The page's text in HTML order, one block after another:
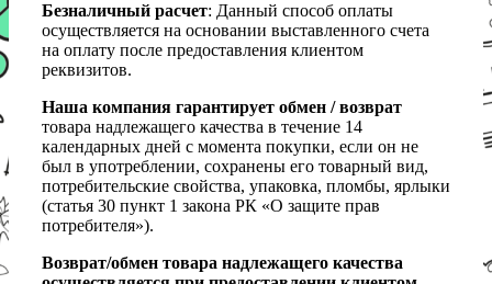
Безналичный расчет: Данный способ оплаты
осуществляется на основании выставленного счета
на оплату после предоставления клиентом
реквизитов.
Наша компания гарантирует обмен / возврат
товара надлежащего качества в течение 14
календарных дней с момента покупки, если он не
был в употреблении, сохранены его товарный вид,
потребительские свойства, упаковка, пломбы, ярлыки
(статья 30 пункт 1 закона РК «О защите прав
потребителя»).
Возврат/обмен товара надлежащего качества